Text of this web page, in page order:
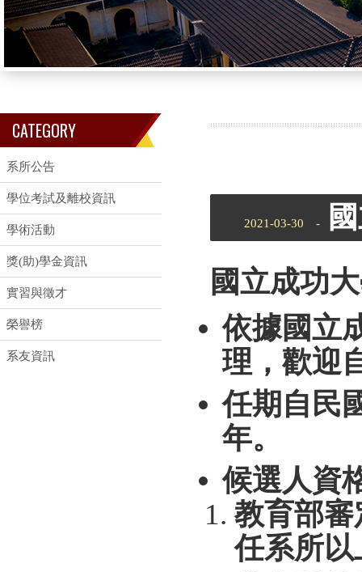
CATEGORY
系所公告
學位考試及離校資訊
學術活動
獎(助)學金資訊
實習與徵才
榮譽榜
系友資訊
2021-03-30 -
國立成功
依據國立
理，歡迎
任期自民
年。
候選人資
教育部
任系所